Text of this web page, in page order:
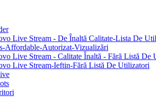
Live Stream - De Înaltă Calitate-Lista De
Affordable-Autorizat-Vizualizări
Live Stream - Calitate Înaltă - Fără Listă De
Live Stream-Ieftin-Fără Listă De Utilizatori